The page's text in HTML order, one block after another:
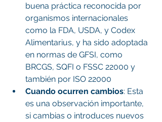
buena práctica reconocida por
organismos internacionales
como la FDA, USDA, y Codex
Alimentarius, y ha sido adoptada
en normas de GFSI, como
BRCGS, SQFI o FSSC 22000 y
también por ISO 22000
Cuando ocurren cambios: Esta
es una observación importante,
si cambias o introduces nuevos